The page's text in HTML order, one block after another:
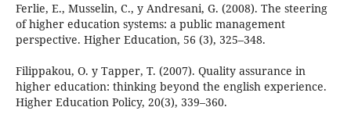
Ferlie, E., Musselin, C., y Andresani, G. (2008). The steering
of higher education systems: a public management
perspective. Higher Education, 56 (3), 325–348.
Filippakou, O. y Tapper, T. (2007). Quality assurance in
higher education: thinking beyond the english experience.
Higher Education Policy, 20(3), 339–360.